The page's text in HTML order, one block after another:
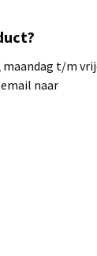
maandag t/m
naar